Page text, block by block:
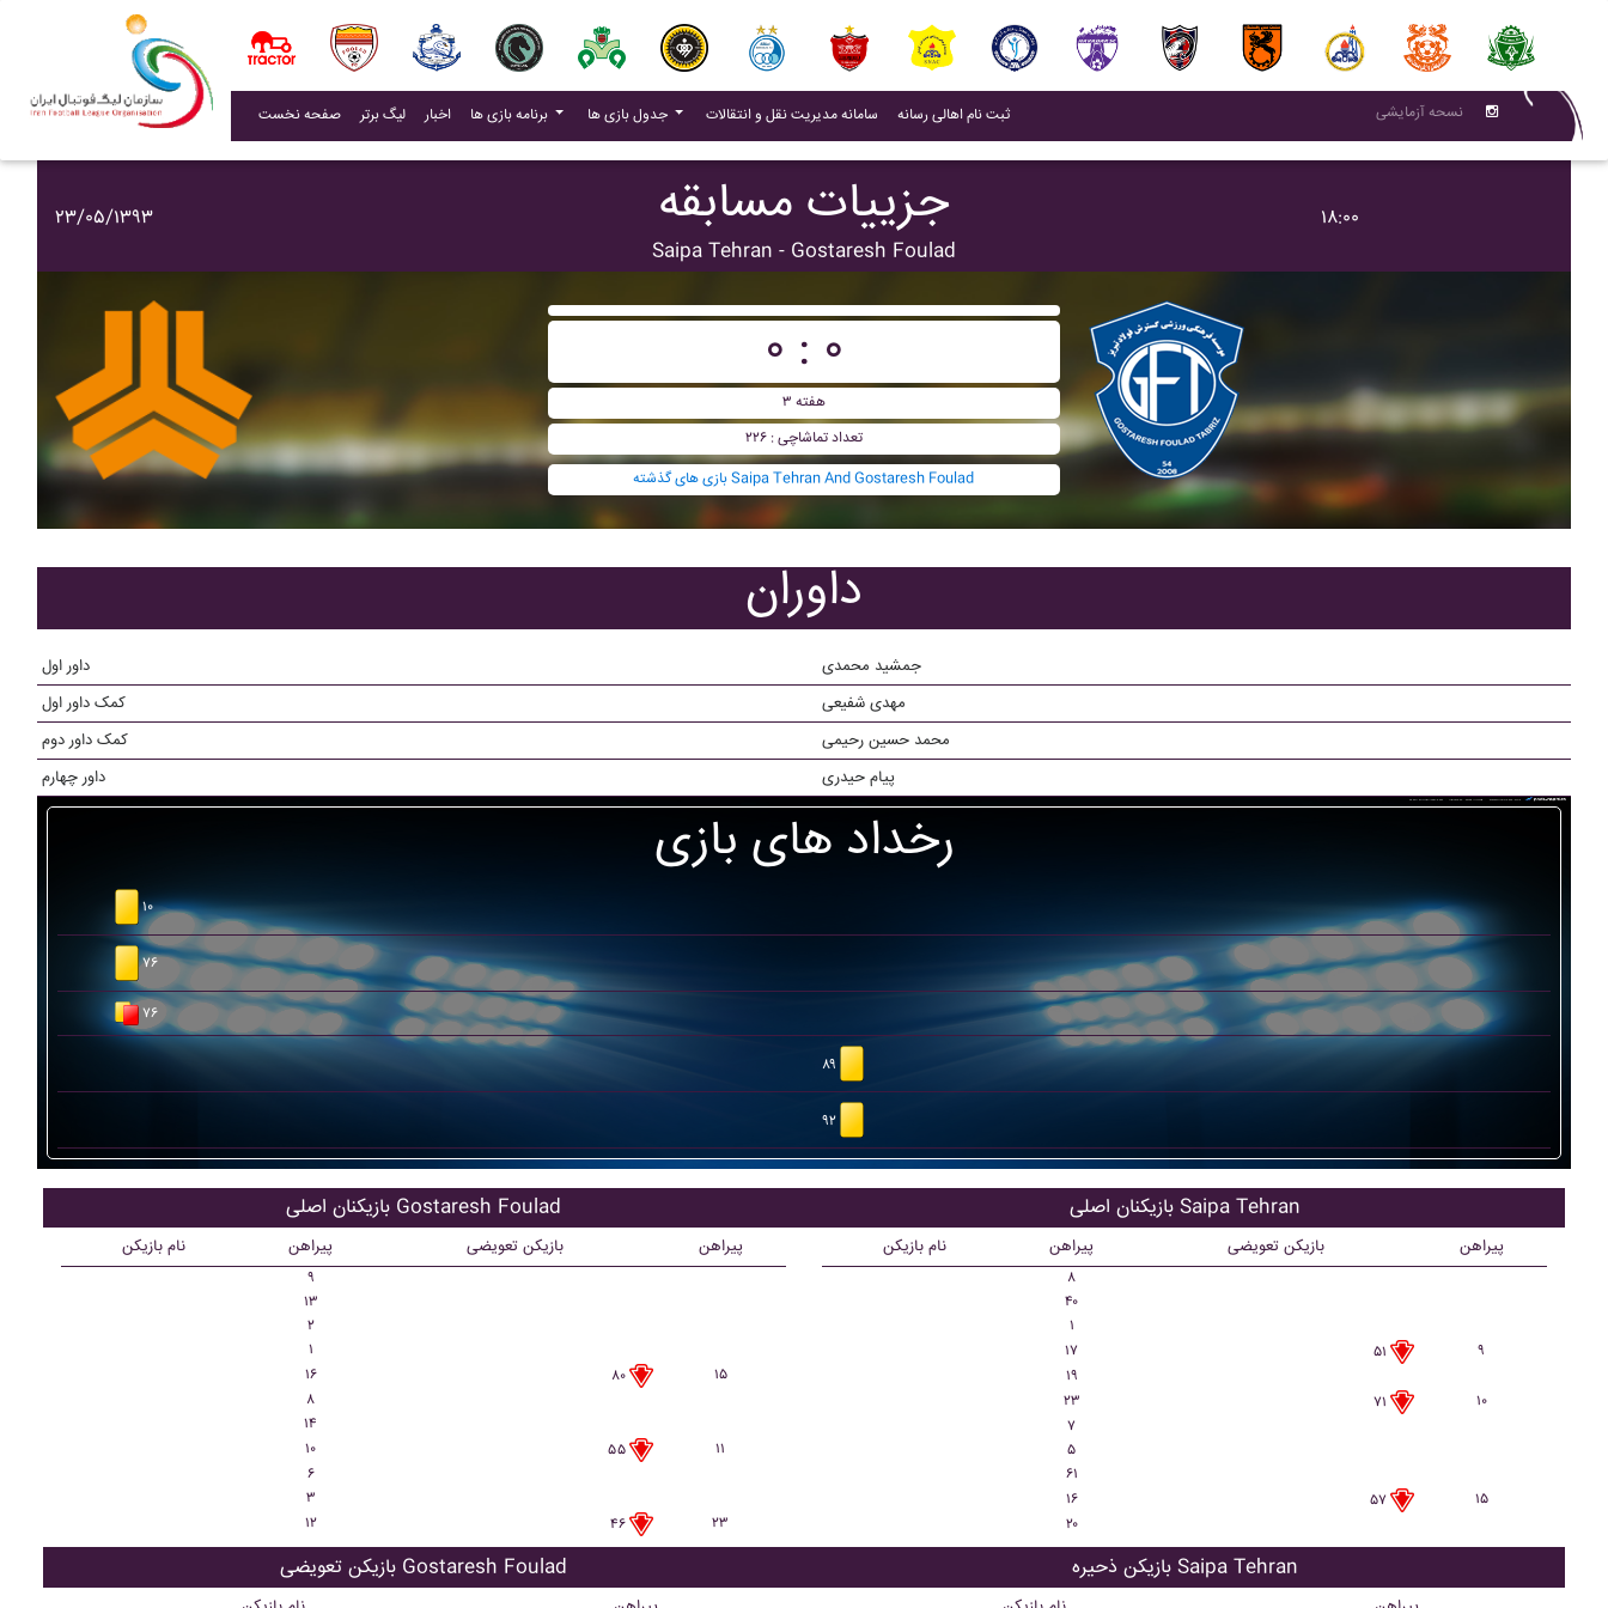
صفحه نخست لیگ برتر اخبار(current) برنامه بازی ها جدول بازی ها سامانه مدیریت نقل و انتقالات (current)
ثبت نام اهالی رسانه(current) نسحه آزمایشی
۲۳/۰۵/۱۳۹۳ جزییات مسابقه
Saipa Tehran - Gostaresh Foulad
۱۸:۰۰
۰ : ۰
هفته ۳
تعداد تماشاچی : ۲۲۶
بازی های گذشته Saipa Tehran And Gostaresh Foulad
داوران
داور اول
جمشید محمدی
کمک داور اول
مهدی شفیعی
کمک داور دوم
محمد حسین رحیمی
داور چهارم
پیام حیدری
رخداد های بازی
۱۰
۷۶
۷۶
۸۹
۹۲
بازیکنان اصلی Gostaresh Foulad
نام بازیکن پیراهن بازیکن تعویضی پیراهن
۹
۱۳
۲
۱
۱۶
۸۰
۱۵
۸
۱۴
۱۰
۵۵
۱۱
۶
۳
۱۲
۴۶ ۲۳
بازیکن تعویضی Gostaresh Foulad
بازیکنان اصلی Saipa Tehran
نام بازیکن پیراهن بازیکن تعویضی پیراهن
۸
۴۰
۱
۱۷
۵۱
۹
۱۹
۲۳
۷۱
۱۰
۷
۵
۶۱
۱۶
۵۷
۱۵
۲۰
بازیکن ذحیره Saipa Tehran